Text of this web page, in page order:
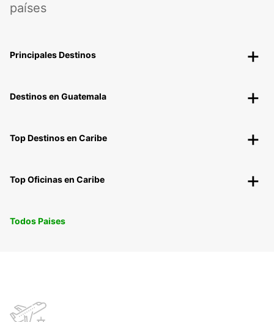
países
Principales Destinos
Destinos en Guatemala
Top Destinos en Caribe
Top Oficinas en Caribe
Todos Paises